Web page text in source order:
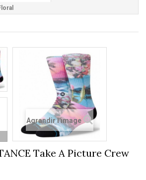
Agrandir l'image
Take A Picture Crew